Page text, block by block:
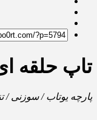
تاپ حلقه
پارچه یوتاب / سوزنی /